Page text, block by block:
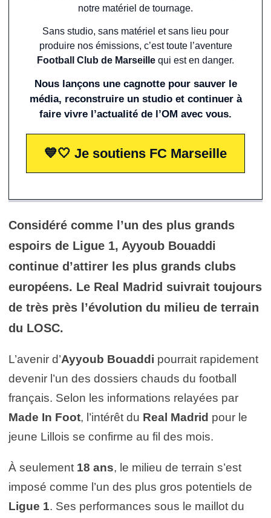
notre matériel de tournage.
Sans studio, sans matériel et sans lieu pour
produire nos émissions, c’est toute l’aventure
Football Club de Marseille qui est en danger.
Nous lançons une cagnotte pour sauver le
média, reconstruire un studio et continuer à
faire vivre l’actualité de l’OM avec vous.
💙🤍 Je soutiens FC Marseille
Considéré comme l’un des plus grands
espoirs de Ligue 1, Ayyoub Bouaddi
continue d’attirer les plus grands clubs
européens. Le Real Madrid suivrait toujours
de très près l’évolution du milieu de terrain
du LOSC.
L’avenir d’Ayyoub Bouaddi pourrait rapidement
devenir l’un des dossiers chauds du football
français. Selon les informations relayées par
Made In Foot, l’intérêt du Real Madrid pour le
jeune Lillois se confirme au fil des mois.
À seulement 18 ans, le milieu de terrain s’est
imposé comme l’un des plus gros potentiels de
Ligue 1. Ses performances sous le maillot du